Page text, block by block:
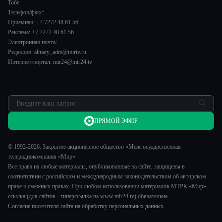
Авто
Культура
Наши иностранцы
Пять причин поехать в...
Сделано в Содружестве
Пресса о нас
Карьера
Реклама
Обратная связь
Тобе
Телефон/факс:
Приемная: +7 7272 48 61 56
Реклама: +7 7272 48 61 56
Электронная почта:
Редакция: almaty_adm@mirtv.ru
Интернет-портал: mir24@mir24.tv
© 1992-2026. Закрытое акционерное общество «Межгосударственная
телерадиокомпания «Мир»
Все права на любые материалы, опубликованные на сайте, защищены в
соответствии с российским и международным законодательством об авторском
праве и смежных правах. При любом использовании материалов МТРК «Мир»
ссылка (для сайтов - гиперссылка на www.mir24.tv) обязательна.
Согласие посетителя сайта на обработку персональных данных.
ПРЯМОЙ ЭФИР